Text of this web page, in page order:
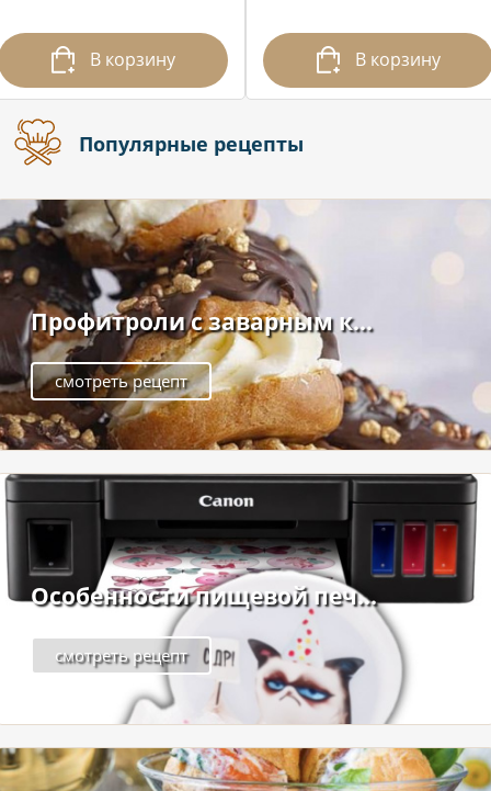
В корзину В корзину
Популярные рецепты
Профитроли с заварным к...
смотреть рецепт
Особенности пищевой печ...
смотреть рецепт